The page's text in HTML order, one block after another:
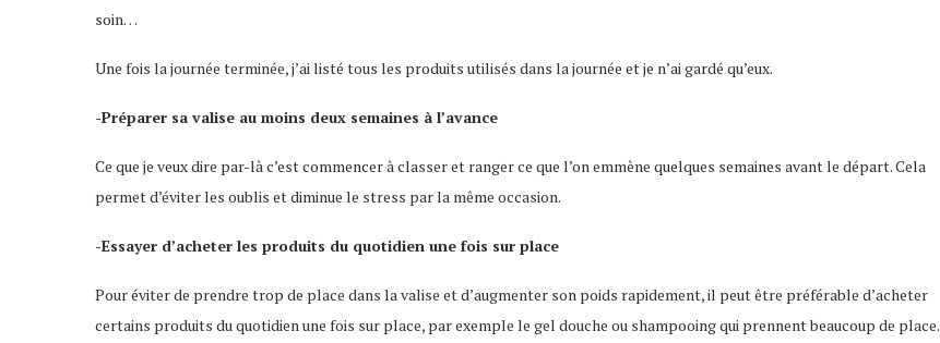
soin…
Une fois la journée terminée, j’ai listé tous les produits utilisés dans la journée et je n’ai gardé qu’eux.
-Préparer sa valise au moins deux semaines à l’avance
Ce que je veux dire par-là c’est commencer à classer et ranger ce que l’on emmène quelques semaines avant le départ. Cela
permet d’éviter les oublis et diminue le stress par la même occasion.
-Essayer d’acheter les produits du quotidien une fois sur place
Pour éviter de prendre trop de place dans la valise et d’augmenter son poids rapidement, il peut être préférable d’acheter
certains produits du quotidien une fois sur place, par exemple le gel douche ou shampooing qui prennent beaucoup de place.